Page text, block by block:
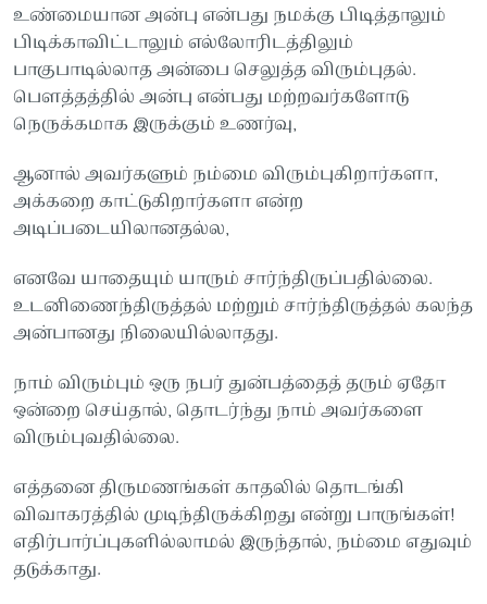
உண்மையான அன்பு என்பது நமக்கு பிடித்தாலும்
பிடிக்காவிட்டாலும் எல்லோரிடத்திலும்
பாகுபாடில்லாத அன்பை செலுத்த விரும்புதல்.
பௌத்தத்தில் அன்பு என்பது மற்றவர்களோடு
நெருக்கமாக இருக்கும் உணர்வு,
ஆனால் அவர்களும் நம்மை விரும்புகிறார்களா,
அக்கறை காட்டுகிறார்களா என்ற
அடிப்படையிலானதல்ல,
எனவே யாதையும் யாரும் சார்ந்திருப்பதில்லை.
உடனிணைந்திருத்தல் மற்றும் சார்ந்திருத்தல் கலந்த
அன்பானது நிலையில்லாதது.
நாம் விரும்பும் ஒரு நபர் துன்பத்தைத் தரும் ஏதோ
ஒன்றை செய்தால், தொடர்ந்து நாம் அவர்களை
விரும்புவதில்லை.
எத்தனை திருமணங்கள் காதலில் தொடங்கி
விவாகரத்தில் முடிந்திருக்கிறது என்று பாருங்கள்!
எதிர்பார்ப்புகளில்லாமல் இருந்தால், நம்மை எதுவும்
தடுக்காது.